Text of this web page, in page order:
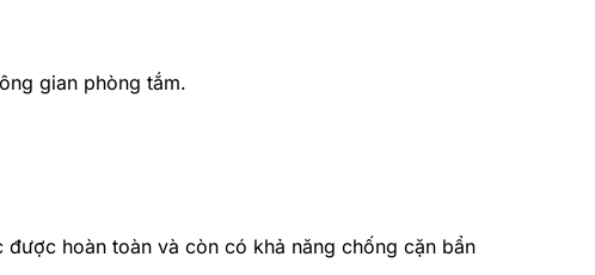
gian phòng tắm.
hoàn toàn và còn có khả năng chống cặn bẩn